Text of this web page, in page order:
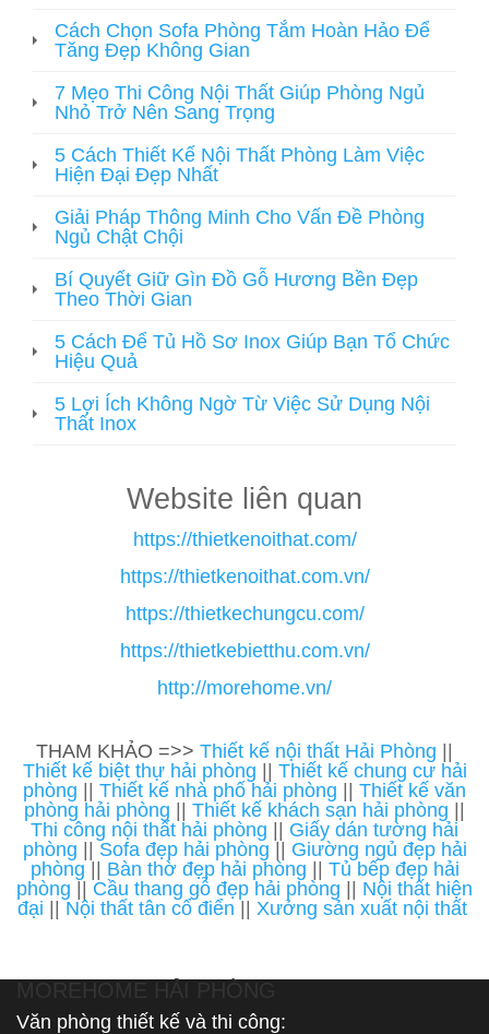
Cách Chọn Sofa Phòng Tắm Hoàn Hảo Để
Tăng Đẹp Không Gian
7 Mẹo Thi Công Nội Thất Giúp Phòng Ngủ
Nhỏ Trở Nên Sang Trọng
5 Cách Thiết Kế Nội Thất Phòng Làm Việc
Hiện Đại Đẹp Nhất
Giải Pháp Thông Minh Cho Vấn Đề Phòng
Ngủ Chật Chội
Bí Quyết Giữ Gìn Đồ Gỗ Hương Bền Đẹp
Theo Thời Gian
5 Cách Để Tủ Hồ Sơ Inox Giúp Bạn Tổ Chức
Hiệu Quả
5 Lợi Ích Không Ngờ Từ Việc Sử Dụng Nội
Thất Inox
Website liên quan
https://thietkenoithat.com/
https://thietkenoithat.com.vn/
https://thietkechungcu.com/
https://thietkebietthu.com.vn/
http://morehome.vn/
THAM KHẢO =>> Thiết kế nội thất Hải Phòng
Thiết kế biệt thự hải phòng
Thiết kế chung cư hải
phòng
Thiết kế nhà phố hải phòng
Thiết kế văn
phòng hải phòng
Thiết kế khách sạn hải phòng
Thi công nội thất hải phòng
Giấy dán tường hải
phòng
Sofa đẹp hải phòng
Giường ngủ đẹp hải
phòng
Bàn thờ đẹp hải phòng
Tủ bếp đẹp hải
phòng
Cầu thang gỗ đẹp hải phòng
Nội thất hiện
đại
Nội thất tân cổ điển Xưởng sản xuất nội thất
Văn phòng thiết kế và thi công: